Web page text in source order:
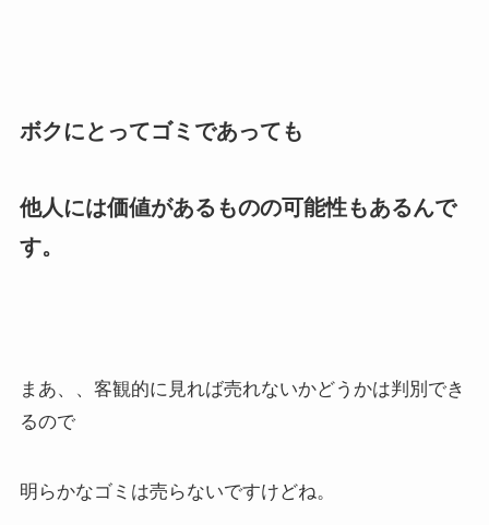
ボクにとってゴミであっても
他人には価値があるものの可能性もあるんで
す。
まあ、、客観的に見れば売れないかどうかは判別でき
るので
明らかなゴミは売らないですけどね。